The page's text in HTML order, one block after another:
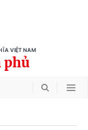
VIỆT NAM
phủ